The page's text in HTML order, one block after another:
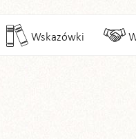
Wskazówki